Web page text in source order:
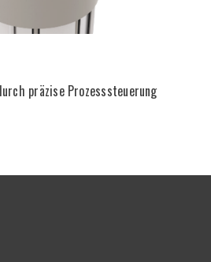
präzise Prozesssteuerung